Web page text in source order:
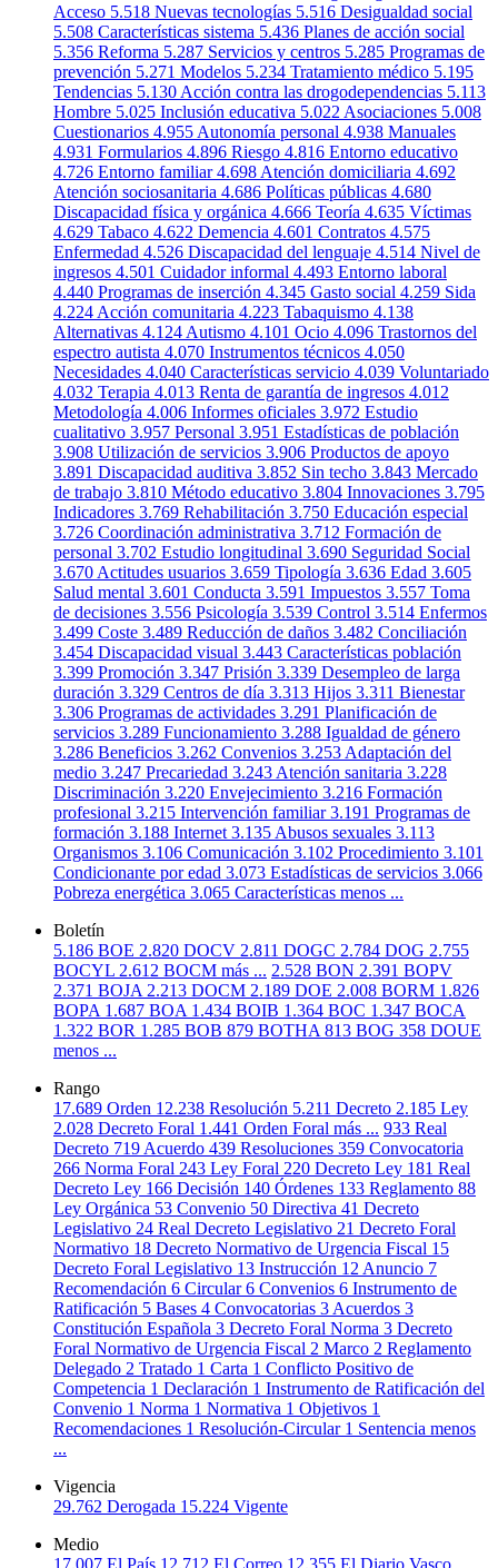
Acceso 5.518 Nuevas tecnologías 5.516 Desigualdad social
5.508 Características sistema 5.436 Planes de acción social
5.356 Reforma 5.287 Servicios y centros 5.285 Programas de
prevención 5.271 Modelos 5.234 Tratamiento médico 5.195
Tendencias 5.130 Acción contra las drogodependencias 5.113
Hombre 5.025 Inclusión educativa 5.022 Asociaciones 5.008
Cuestionarios 4.955 Autonomía personal 4.938 Manuales
4.931 Formularios 4.896 Riesgo 4.816 Entorno educativo
4.726 Entorno familiar4.698 Atención domiciliaria 4.692
Atención sociosanitaria 4.686 Políticas públicas 4.680
Discapacidad física y orgánica 4.666 Teoría 4.635 Víctimas
4.629 Tabaco 4.622 Demencia 4.601 Contratos 4.575
Enfermedad 4.526 Discapacidad del lenguaje 4.514 Nivel de
ingresos 4.501 Cuidador informal 4.493 Entorno laboral
4.440 Programas de inserción 4.345 Gasto social 4.259 Sida
4.224 Acción comunitaria 4.223 Tabaquismo 4.138
Alternativas 4.124 Autismo 4.101 Ocio 4.096 Trastornos del
espectro autista 4.070 Instrumentos técnicos 4.050
Necesidades 4.040 Características servicio 4.039 Voluntariado
4.032 Terapia 4.013 Renta de garantía de ingresos 4.012
Metodología 4.006 Informes oficiales 3.972 Estudio
cualitativo 3.957 Personal 3.951 Estadísticas de población
3.908 Utilización de servicios 3.906 Productos de apoyo
3.891 Discapacidad auditiva 3.852 Sin techo 3.843 Mercado
de trabajo 3.810 Método educativo 3.804 Innovaciones 3.795
Indicadores 3.769 Rehabilitación 3.750 Educación especial
3.726 Coordinación administrativa 3.712 Formación de
personal 3.702 Estudio longitudinal 3.690 Seguridad Social
3.670 Actitudes usuarios 3.659 Tipología 3.636 Edad 3.605
Salud mental 3.601 Conducta 3.591 Impuestos 3.557 Toma
de decisiones 3.556 Psicología 3.539 Control 3.514 Enfermos
3.499 Coste 3.489 Reducción de daños 3.482 Conciliación
3.454 Discapacidad visual 3.443 Características población
3.399 Promoción 3.347 Prisión 3.339 Desempleo de larga
duración 3.329 Centros de día 3.313 Hijos 3.311 Bienestar
3.306 Programas de actividades 3.291 Planificación de
servicios 3.289 Funcionamiento 3.288 Igualdad de género
3.286 Beneficios 3.262 Convenios 3.253 Adaptación del
medio 3.247 Precariedad 3.243 Atención sanitaria 3.228
Discriminación 3.220 Envejecimiento 3.216 Formación
profesional 3.215 Intervención familiar3.191 Programas de
formación 3.188 Internet 3.135 Abusos sexuales 3.113
Organismos 3.106 Comunicación 3.102 Procedimiento 3.101
Condicionante por edad 3.073 Estadísticas de servicios 3.066
Pobreza energética 3.065 Características menos ...
Boletín
5.186 BOE 2.820 DOCV 2.811 DOGC 2.784 DOG 2.755
BOCYL 2.612 BOCM más ... 2.528 BON 2.391 BOPV
2.371 BOJA 2.213 DOCM 2.189 DOE 2.008 BORM 1.826
BOPA 1.687 BOA 1.434 BOIB 1.364 BOC 1.347 BOCA
1.322 BOR 1.285 BOB 879 BOTHA 813 BOG 358 DOUE
menos ...
Rango
17.689 Orden 12.238 Resolución 5.211 Decreto 2.185 Ley
2.028 Decreto Foral 1.441 Orden Foral más ... 933 Real
Decreto 719 Acuerdo 439 Resoluciones 359 Convocatoria
266 Norma Foral 243 Ley Foral 220 Decreto Ley 181 Real
Decreto Ley 166 Decisión 140 Órdenes 133 Reglamento 88
Ley Orgánica 53 Convenio 50 Directiva 41 Decreto
Legislativo 24 Real Decreto Legislativo 21 Decreto Foral
Normativo 18 Decreto Normativo de Urgencia Fiscal 15
Decreto Foral Legislativo 13 Instrucción 12 Anuncio 7
Recomendación 6 Circular6 Convenios 6 Instrumento de
Ratificación 5 Bases 4 Convocatorias 3 Acuerdos 3
Constitución Española 3 Decreto Foral Norma 3 Decreto
Foral Normativo de Urgencia Fiscal 2 Marco 2 Reglamento
Delegado 2 Tratado 1 Carta 1 Conflicto Positivo de
Competencia 1 Declaración 1 Instrumento de Ratificación del
Convenio 1 Norma 1 Normativa 1 Objetivos 1
Recomendaciones 1 Resolución-Circular 1 Sentencia menos
...
Vigencia
29.762 Derogada 15.224 Vigente
Medio
17.007 El País 12.712 El Correo 12.355 El Diario Vasco